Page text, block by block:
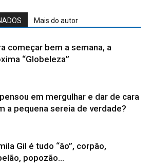
Mais do autor
começar bem a semana, a
“Globeleza”
em mergulhar e dar de cara
a pequena sereia de verdade?
Gil é tudo “ão”, corpão,
popozão…